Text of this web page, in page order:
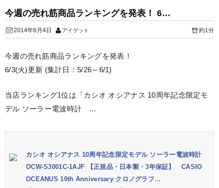
今週の売れ筋商品ランキングを発表！ 6…
2014年6月4日 アイゲット 約1分
今週の売れ筋商品ランキングを発表！
6/3(火)更新 (集計日：5/26～6/1)
当店ランキング1位は「カシオ オシアナス 10周年記念限定モ
デル ソーラー電波時計 …
カシオ オシアナス 10周年記念限定モデル ソーラー電波時計
OCW-S3001C-1AJF 【正規品・日本製・3年保証】 CASIO
OCEANUS 10th Anniversary クロノグラフ…